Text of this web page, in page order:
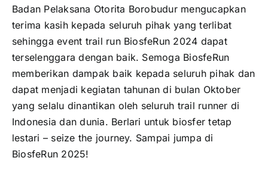
Badan Pelaksana Otorita Borobudur mengucapkan
terima kasih kepada seluruh pihak yang terlibat
sehingga event trail run BiosfeRun 2024 dapat
terselenggara dengan baik. Semoga BiosfeRun
memberikan dampak baik kepada seluruh pihak dan
dapat menjadi kegiatan tahunan di bulan Oktober
yang selalu dinantikan oleh seluruh trail runner di
Indonesia dan dunia. Berlari untuk biosfer tetap
lestari – seize the journey. Sampai jumpa di
BiosfeRun 2025!